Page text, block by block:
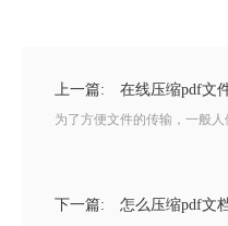
上一篇: 在线压缩pdf文
为了方便文件的传输，一般
下一篇: 怎么压缩pdf文